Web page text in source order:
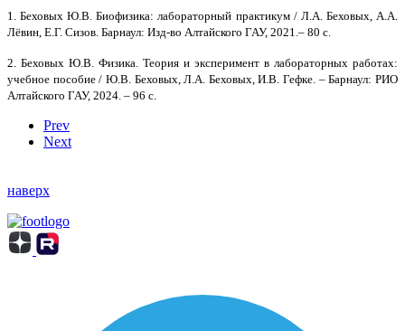
1.Беховых Ю.В. Биофизика: лабораторный практикум / Л.А. Беховых, А.А.
Лёвин, Е.Г. Сизов. Барнаул: Изд-во Алтайского ГАУ, 2021.‒ 80 с.
2. Беховых Ю.В. Физика. Теория и эксперимент в лабораторных работах:
учебное пособие / Ю.В. Беховых, Л.А. Беховых, И.В. Гефке. ‒ Барнаул: РИО
Алтайского ГАУ, 2024. ‒ 96 с.
Prev
Next
наверх